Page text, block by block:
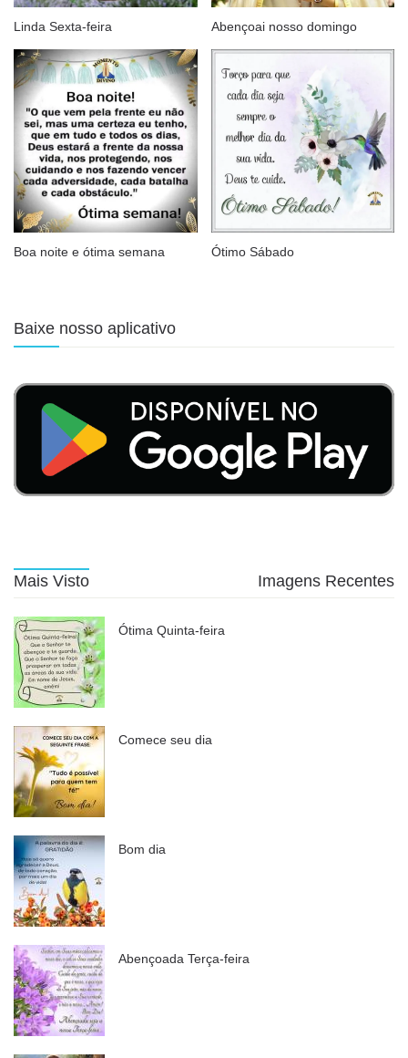
Linda Sexta-feira Abençoai nosso domingo
Boa noite e ótima semana Ótimo Sábado
Baixe nosso aplicativo
Mais Visto Imagens Recentes
Ótima Quinta-feira
Comece seu dia
Bom dia
Abençoada Terça-feira